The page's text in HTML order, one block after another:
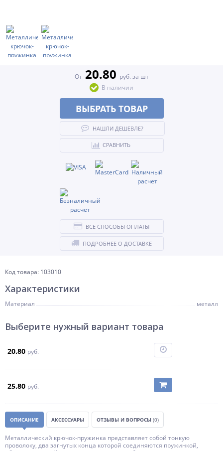
Код товара: 103010
От20.80 руб. за шт
В наличии
ВЫБРАТЬ ТОВАР
НАШЛИ ДЕШЕВЛЕ?
СРАВНИТЬ
ВСЕ СПОСОБЫ ОПЛАТЫ
ПОДРОБНЕЕ О ДОСТАВКЕ
Характеристики
Материал металл
Выберите нужный вариант товара
20.80 руб.
25.80 руб.
ОПИСАНИЕ АКСЕССУАРЫ ОТЗЫВЫ И ВОПРОСЫ (0)
Металлический крючок-пружинка представляет собой тонкую
проволоку, два загнутых конца которой соединяются пружинкой,